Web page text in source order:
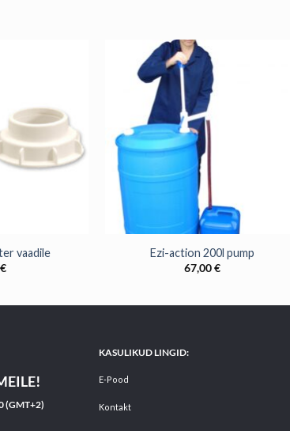
vaadile
€
+
Ezi-action 200l pump
67,00€
(GMT+2)
KASULIKUD LINGID:
E-Pood
Kontakt